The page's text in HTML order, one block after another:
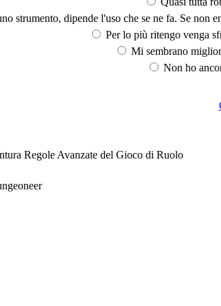
strumento, dipende l'uso che se ne fa. Se non
Per lo più ritengo venga
Mi sembrano
Non ho
Regole Avanzate del Gioco di Ruolo